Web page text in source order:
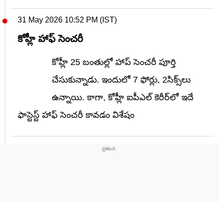
31 May 2026 10:52 PM (IST)
కోహ్లీ హాఫ్ సెంచరీ
కోహ్లీ 25 బంతుల్లో హాప్ సెంచరీ పూర్తి
చేసుకున్నాడు. ఇందులో 7 ఫోర్లు, 2సిక్స్‌లు
ఉన్నాయి. కాగా, కోహ్లీ ఐపీఎల్ కెరీర్‌లో ఇదే
ఫాస్టెస్ట్ హాఫ్ సెంచరీ కావడం విశేషం